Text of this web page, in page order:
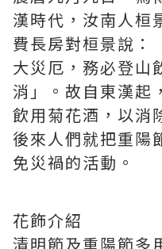
漢時代，汝南人桓
費長房對桓景說：
大災厄，務必登山
消」。故自東漢起
飲用菊花酒，以消
後來人們就把重陽
免災禍的活動。
花飾介紹
清明節及重陽節多